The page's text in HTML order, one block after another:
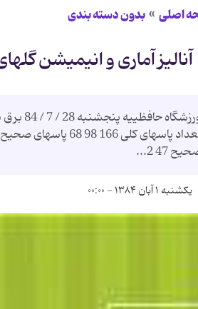
اصلی بدون دسته بندی
آنالیز آماری و انیمیشن
47 2...
یکشنبه ۱ آبان ۱۳۸۴ - ۰۰:۰۰